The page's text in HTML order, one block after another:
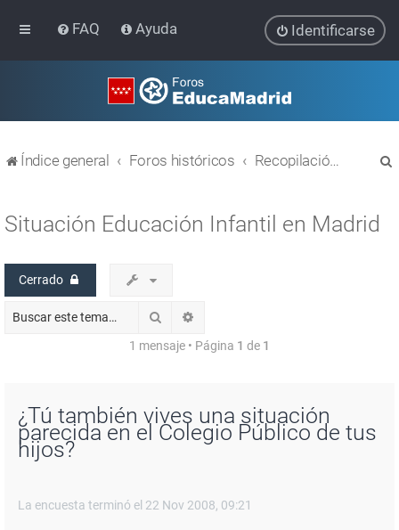
FAQ Ayuda Identificarse
Índice general Foros históricos Recopilación de hilos de foros cerrados
Situación Educación Infantil en Madrid
Cerrado
Buscar
1 mensaje • Página 1 de 1
¿Tú también vives una situación
parecida en el Colegio Público de tus
hijos?
La encuesta terminó el 22 Nov 2008, 09:21